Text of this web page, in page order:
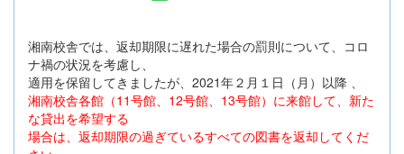
湘南校舎では、返却期限に遅れた場合の罰則について、コロ
ナ禍の状況を考慮し、
適用を保留してきましたが、2021年２月１日（月）以降 、
湘南校舎各館（11号館、12号館、13号館）に来館して、新た
な貸出を希望する
場合は、返却期限の過ぎているすべての図書を返却してくだ